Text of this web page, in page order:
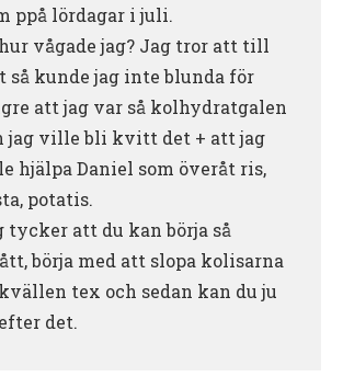
ppå lördagar i juli.
vågade jag? Jag tror att till
så kunde jag inte blunda för
att jag var så kolhydratgalen
jag ville bli kvitt det + att jag
hjälpa Daniel som överåt ris,
potatis.
tycker att du kan börja så
börja med att slopa kolisarna
tex och sedan kan du ju
det.